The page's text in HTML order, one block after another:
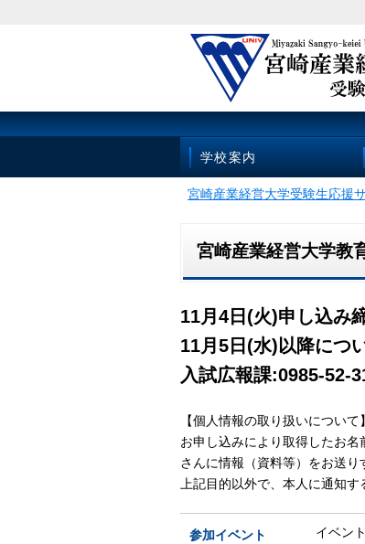
学校案内
宮崎産業経営大学受験生応援
宮崎産業経営大学教
11月4日(火)申し込み
11月5日(水)以降につ
入試広報課:0985-52-
【個人情報の取り扱いについて】
お申し込みにより取得したお
さんに情報（資料等）をお送り
上記目的以外で、本人に通知
参加イベント
イベン